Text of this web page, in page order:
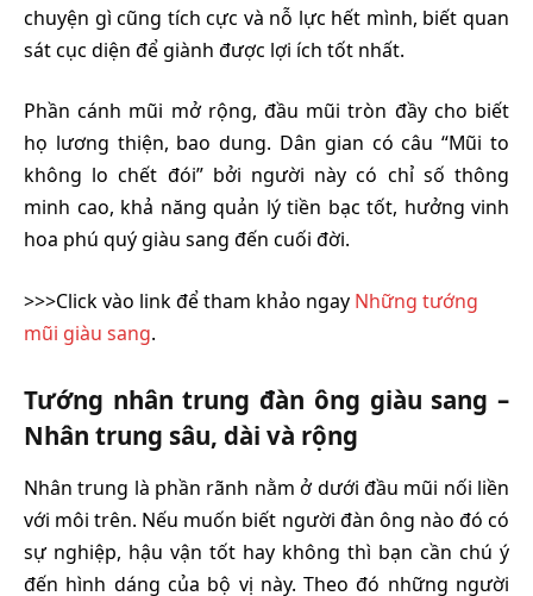
chuyện gì cũng tích cực và nỗ lực hết mình, biết quan
sát cục diện để giành được lợi ích tốt nhất.
Phần cánh mũi mở rộng, đầu mũi tròn đầy cho biết
họ lương thiện, bao dung. Dân gian có câu “Mũi to
không lo chết đói” bởi người này có chỉ số thông
minh cao, khả năng quản lý tiền bạc tốt, hưởng vinh
hoa phú quý giàu sang đến cuối đời.
>>>Click vào link để tham khảo ngay Những tướng
mũi giàu sang.
Tướng nhân trung đàn ông giàu sang –
Nhân trung sâu, dài và rộng
Nhân trung là phần rãnh nằm ở dưới đầu mũi nối liền
với môi trên. Nếu muốn biết người đàn ông nào đó có
sự nghiệp, hậu vận tốt hay không thì bạn cần chú ý
đến hình dáng của bộ vị này. Theo đó những người